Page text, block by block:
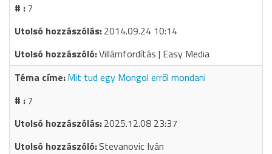
7
2014.09.24 10:14
Villámfordítás | Easy Media
Mit tud egy Mongol erről mondani
7
2025.12.08 23:37
Stevanovic Iván